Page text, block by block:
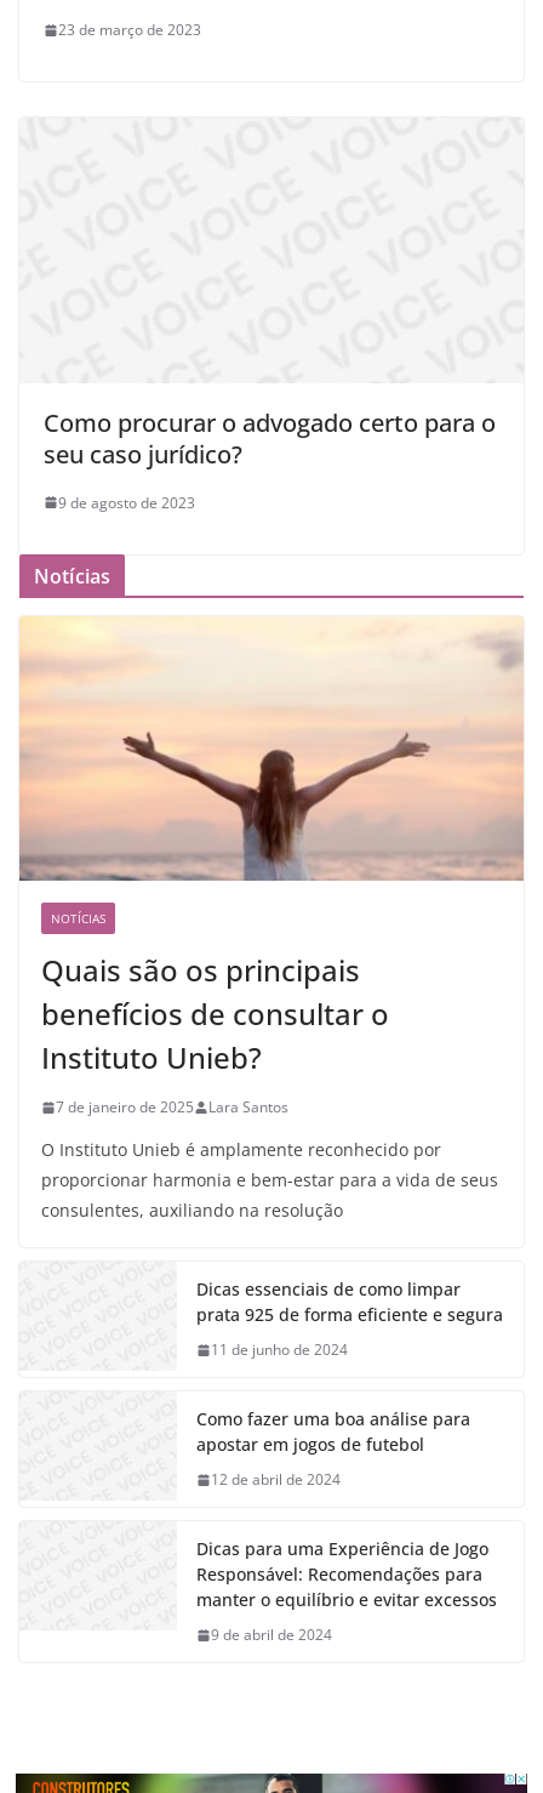
23 de março de 2023
Como procurar o advogado certo para o
seu caso jurídico?
9 de agosto de 2023
Notícias
NOTÍCIAS
Quais são os principais
benefícios de consultar o
Instituto Unieb?
7 de janeiro de 2025 Lara Santos
O Instituto Unieb é amplamente reconhecido por
proporcionar harmonia e bem-estar para a vida de seus
consulentes, auxiliando na resolução
Dicas essenciais de como limpar
prata 925 de forma eficiente e segura
11 de junho de 2024
Como fazer uma boa análise para
apostar em jogos de futebol
12 de abril de 2024
Dicas para uma Experiência de Jogo
Responsável: Recomendações para
manter o equilíbrio e evitar excessos
9 de abril de 2024